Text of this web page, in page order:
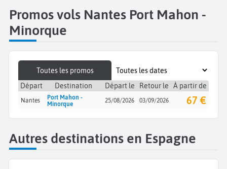
Promos vols Nantes Port Mahon -
Minorque
Toutes les promos
Départ
Destination Départ le Retour le À partir de
Nantes
Port Mahon -
Minorque
25/08/2026 03/09/2026 67 €
Autres destinations en Espagne